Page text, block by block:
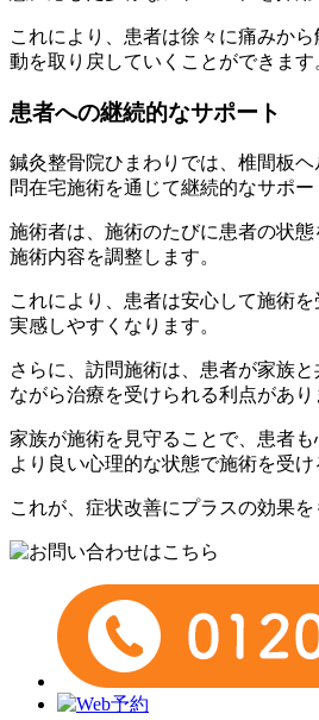
これにより、患者は徐々に痛みか
動を取り戻していくことができます
患者への継続的なサポート
鍼灸整骨院ひまわりでは、椎間板
問在宅施術を通じて継続的なサポー
施術者は、施術のたびに患者の状
施術内容を調整します。
これにより、患者は安心して施術
実感しやすくなります。
さらに、訪問施術は、患者が家族
ながら治療を受けられる利点があり
家族が施術を見守ることで、患者も
より良い心理的な状態で施術を受け
これが、症状改善にプラスの効果を